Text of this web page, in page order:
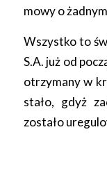
mowy o
Wszystko to
S.A. już od
otrzymany w
stało, gdyż
zostało